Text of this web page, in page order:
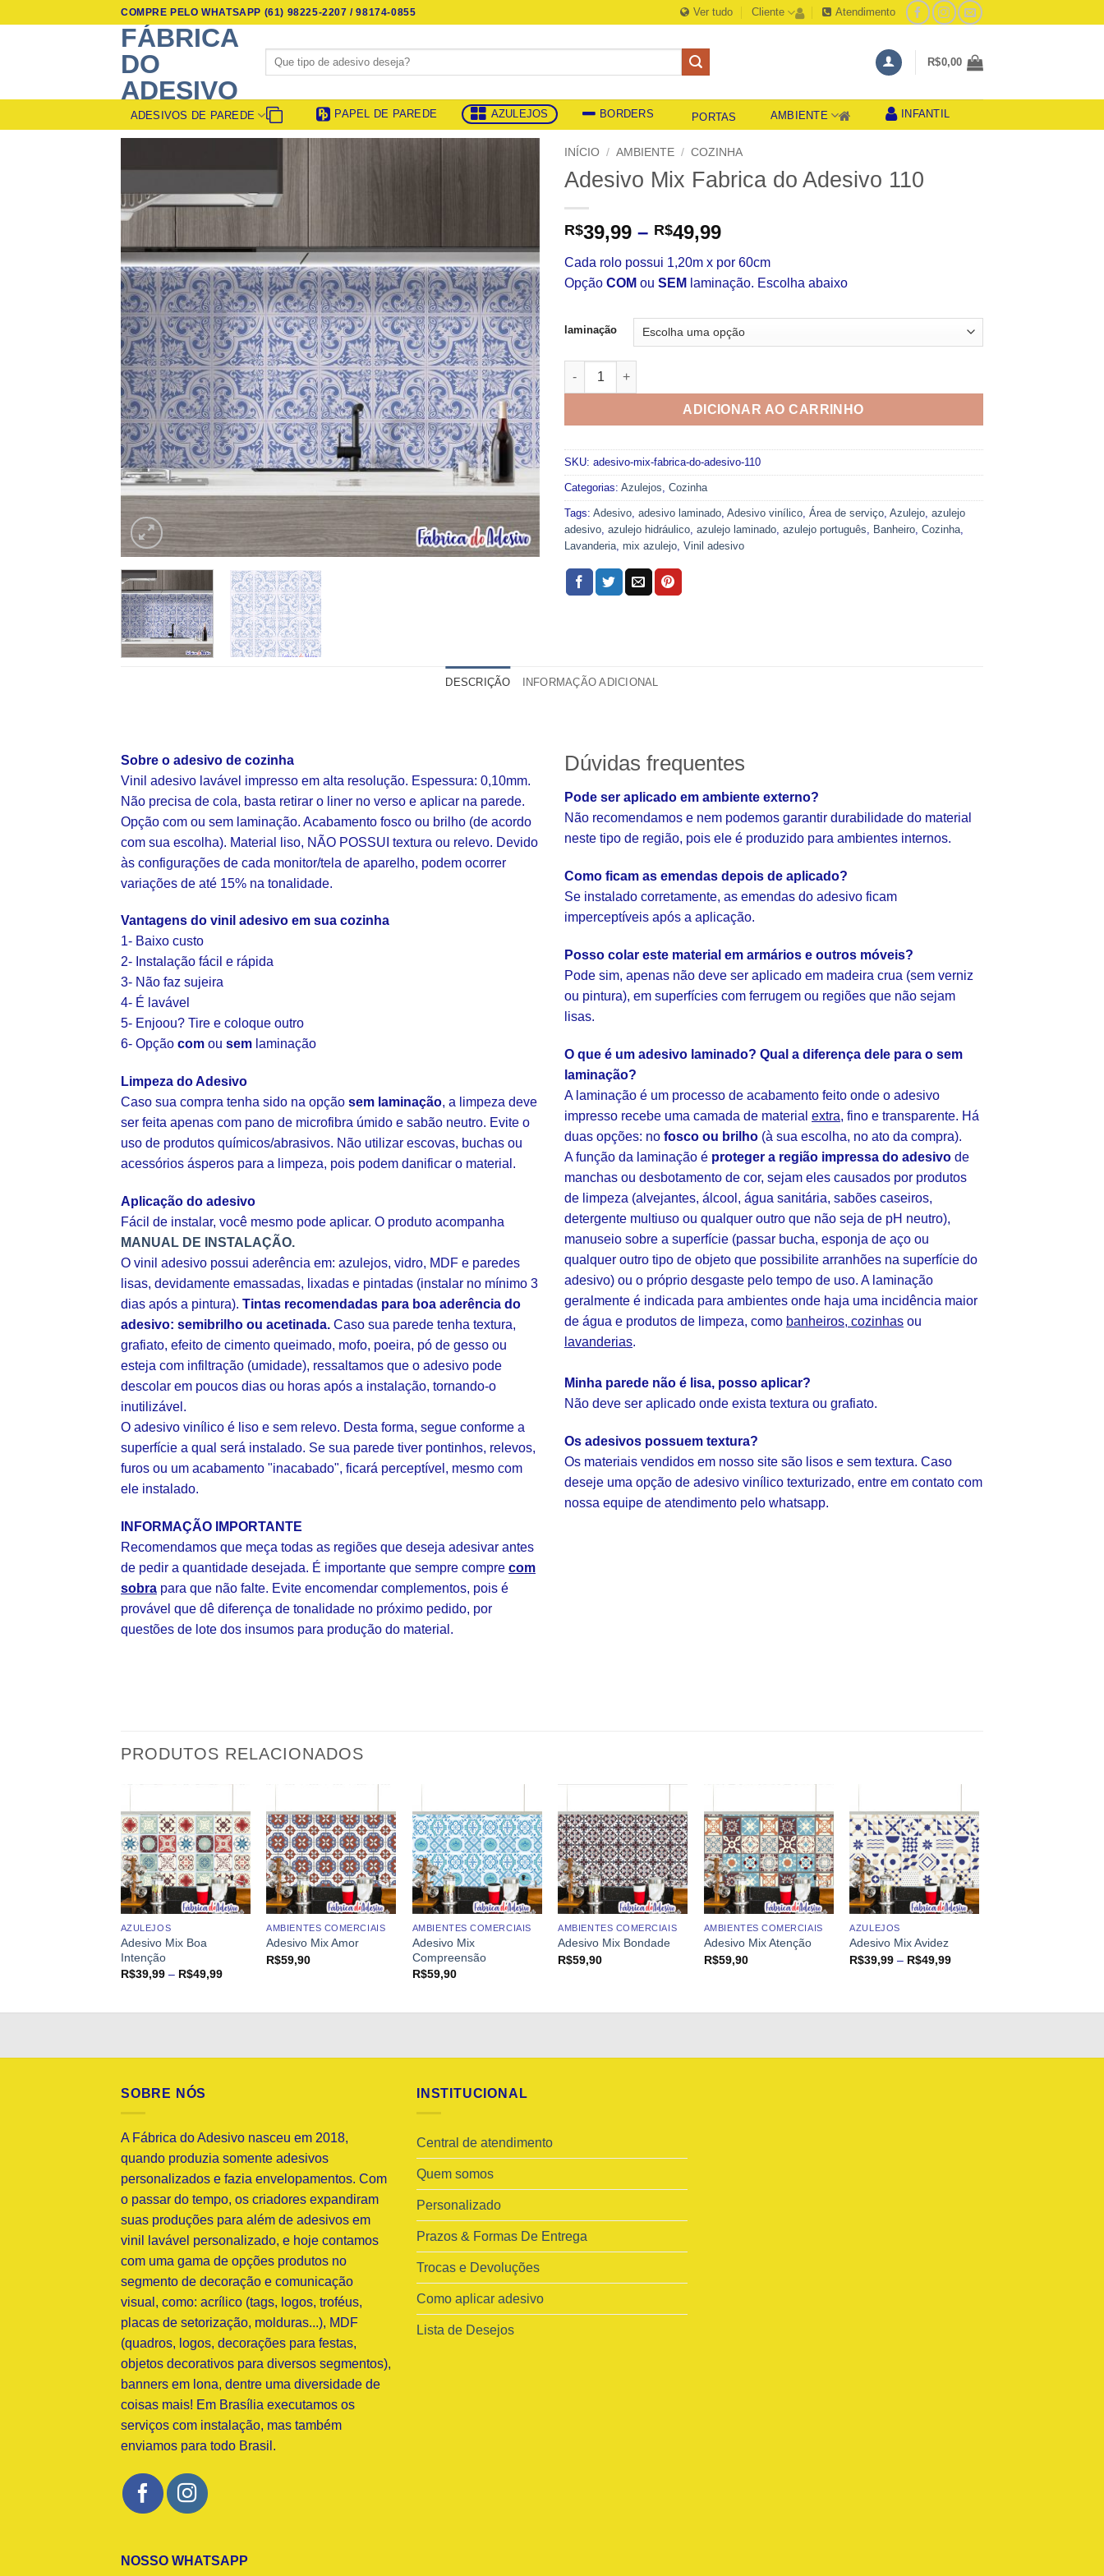
COMPRE PELO WHATSAPP (61) 98225-2207 / 98174-0855 Ver tudo Cliente Atendimento
FÁBRICA
DO
ADESIVO
Pesquisar
por:
R$0,00
ADESIVOS DE PAREDE PAPEL DE PAREDE AZULEJOS BORDERS PORTAS AMBIENTE INFANTIL
INÍCIO / AMBIENTE / COZINHA
Adesivo Mix Fabrica do Adesivo 110
R$39,99 – R$49,99Faixa
preço:
R$39,99
R$49,99
Cada rolo possui 1,20m x por 60cm
Opção COM ou SEM laminação. Escolha abaixo
laminação
Adesivo Mix Fabrica do Adesivo 110 quantidade
ADICIONAR AO CARRINHO
SKU: adesivo-mix-fabrica-do-adesivo-110
Categorias: Azulejos Cozinha
Tags: Adesivo adesivo laminado Adesivo vinílico Área de serviço Azulejo azulejo
adesivo azulejo hidráulico azulejo laminado azulejo português Banheiro Cozinha
Lavanderia mix azulejo Vinil adesivo
DESCRIÇÃO INFORMAÇÃO ADICIONAL
Sobre o adesivo de cozinha
Vinil adesivo lavável impresso em alta resolução. Espessura: 0,10mm.
Não precisa de cola, basta retirar o liner no verso e aplicar na parede.
Opção com ou sem laminação. Acabamento fosco ou brilho (de acordo
com sua escolha). Material liso, NÃO POSSUI textura ou relevo. Devido
às configurações de cada monitor/tela de aparelho, podem ocorrer
variações de até 15% na tonalidade.
Vantagens do vinil adesivo em sua cozinha
1- Baixo custo
2- Instalação fácil e rápida
3- Não faz sujeira
4- É lavável
5- Enjoou? Tire e coloque outro
6- Opção com ou sem laminação
Limpeza do Adesivo
Caso sua compra tenha sido na opção sem laminação, a limpeza deve
ser feita apenas com pano de microfibra úmido e sabão neutro. Evite o
uso de produtos químicos/abrasivos. Não utilizar escovas, buchas ou
acessórios ásperos para a limpeza, pois podem danificar o material.
Aplicação do adesivo
Fácil de instalar, você mesmo pode aplicar. O produto acompanha
MANUAL DE INSTALAÇÃO.
O vinil adesivo possui aderência em: azulejos, vidro, MDF e paredes
lisas, devidamente emassadas, lixadas e pintadas (instalar no mínimo 3
dias após a pintura). Tintas recomendadas para boa aderência do
adesivo: semibrilho ou acetinada. Caso sua parede tenha textura,
grafiato, efeito de cimento queimado, mofo, poeira, pó de gesso ou
esteja com infiltração (umidade), ressaltamos que o adesivo pode
descolar em poucos dias ou horas após a instalação, tornando-o
inutilizável.
O adesivo vinílico é liso e sem relevo. Desta forma, segue conforme a
superfície a qual será instalado. Se sua parede tiver pontinhos, relevos,
furos ou um acabamento "inacabado", ficará perceptível, mesmo com
ele instalado.
INFORMAÇÃO IMPORTANTE
Recomendamos que meça todas as regiões que deseja adesivar antes
de pedir a quantidade desejada. É importante que sempre compre com
sobra para que não falte. Evite encomendar complementos, pois é
provável que dê diferença de tonalidade no próximo pedido, por
questões de lote dos insumos para produção do material.
Dúvidas frequentes
Pode ser aplicado em ambiente externo?
Não recomendamos e nem podemos garantir durabilidade do material
neste tipo de região, pois ele é produzido para ambientes internos.
Como ficam as emendas depois de aplicado?
Se instalado corretamente, as emendas do adesivo ficam
imperceptíveis após a aplicação.
Posso colar este material em armários e outros móveis?
Pode sim, apenas não deve ser aplicado em madeira crua (sem verniz
ou pintura), em superfícies com ferrugem ou regiões que não sejam
lisas.
O que é um adesivo laminado? Qual a diferença dele para o sem
laminação?
A laminação é um processo de acabamento feito onde o adesivo
impresso recebe uma camada de material extra, fino e transparente. Há
duas opções: no fosco ou brilho (à sua escolha, no ato da compra).
A função da laminação é proteger a região impressa do adesivo de
manchas ou desbotamento de cor, sejam eles causados por produtos
de limpeza (alvejantes, álcool, água sanitária, sabões caseiros,
detergente multiuso ou qualquer outro que não seja de pH neutro),
manuseio sobre a superfície (passar bucha, esponja de aço ou
qualquer outro tipo de objeto que possibilite arranhões na superfície do
adesivo) ou o próprio desgaste pelo tempo de uso. A laminação
geralmente é indicada para ambientes onde haja uma incidência maior
de água e produtos de limpeza, como banheiros, cozinhas ou
lavanderias.
Minha parede não é lisa, posso aplicar?
Não deve ser aplicado onde exista textura ou grafiato.
Os adesivos possuem textura?
Os materiais vendidos em nosso site são lisos e sem textura. Caso
deseje uma opção de adesivo vinílico texturizado, entre em contato com
nossa equipe de atendimento pelo whatsapp.
PRODUTOS RELACIONADOS
AZULEJOS
Adesivo Mix Boa
Intenção
R$39,99 – R$49,99Faixa
AMBIENTES COMERCIAIS
Adesivo Mix Amor
R$59,90
AMBIENTES COMERCIAIS
Adesivo Mix
Compreensão
R$59,90
AMBIENTES COMERCIAIS
Adesivo Mix Bondade
R$59,90
AMBIENTES COMERCIAIS
Adesivo Mix Atenção
R$59,90
AZULEJOS
Adesivo Mix Avidez
R$39,99 – R$49,99Faixa
R$49,99
SOBRE NÓS
A Fábrica do Adesivo nasceu em 2018,
quando produzia somente adesivos
personalizados e fazia envelopamentos. Com
o passar do tempo, os criadores expandiram
suas produções para além de adesivos em
vinil lavável personalizado, e hoje contamos
com uma gama de opções produtos no
segmento de decoração e comunicação
visual, como: acrílico (tags, logos, troféus,
placas de setorização, molduras...), MDF
(quadros, logos, decorações para festas,
objetos decorativos para diversos segmentos),
banners em lona, dentre uma diversidade de
coisas mais! Em Brasília executamos os
serviços com instalação, mas também
enviamos para todo Brasil.
NOSSO WHATSAPP
INSTITUCIONAL
Central de atendimento
Quem somos
Personalizado
Prazos & Formas De Entrega
Trocas e Devoluções
Como aplicar adesivo
Lista de Desejos